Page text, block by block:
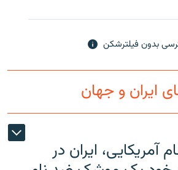
بدون فیلترشکن
ایران و جهان
آمریکایی، ایران در